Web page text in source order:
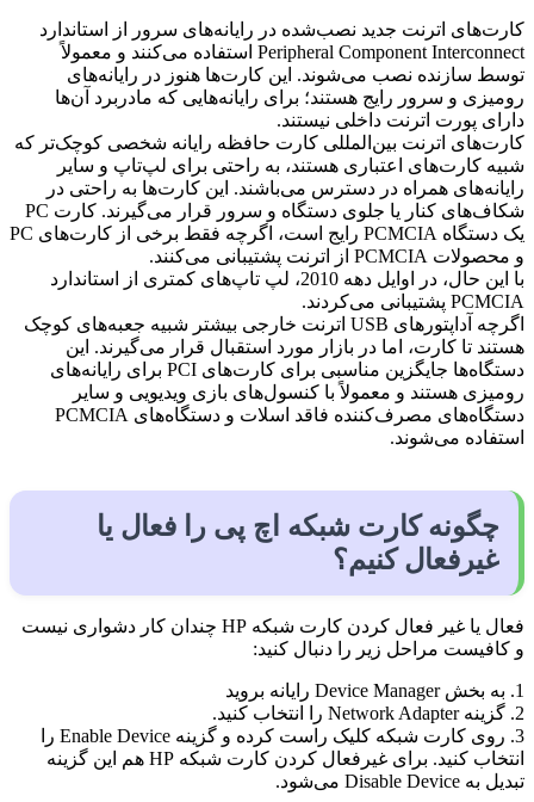
کارت‌های اترنت جدید نصب‌شده در رایانه‌های سرور از استاندارد
Peripheral Component Interconnect استفاده می‌کنند و معمولاً
توسط سازنده نصب می‌شوند. این کارت‌ها هنوز در رایانه‌های
رومیزی و سرور رایج هستند؛ برای رایانه‌هایی که مادربرد آن‌ها
دارای پورت اترنت داخلی نیستند.
کارت‌های اترنت بین‌المللی کارت حافظه رایانه شخصی کوچک‌تر که
شبیه کارت‌های اعتباری هستند، به راحتی برای لپ‌تاپ و سایر
رایانه‌های همراه در دسترس می‌باشند. این کارت‌ها به راحتی در
شکاف‌های کنار یا جلوی دستگاه و سرور قرار می‌گیرند. کارت PC
یک دستگاه PCMCIA رایج است، اگرچه فقط برخی از کارت‌های PC
و محصولات PCMCIA از اترنت پشتیبانی می‌کنند.
با این حال، در اوایل دهه 2010، لپ تاپ‌های کمتری از استاندارد
PCMCIA پشتیبانی می‌کردند.
اگرچه آداپتورهای USB اترنت خارجی بیشتر شبیه جعبه‌های کوچک
هستند تا کارت، اما در بازار مورد استقبال قرار می‌گیرند. این
دستگاه‌ها جایگزین مناسبی برای کارت‌های PCI برای رایانه‌های
رومیزی هستند و معمولاً با کنسول‌های بازی ویدیویی و سایر
دستگاه‌های مصرف‌کننده فاقد اسلات و دستگاه‌های PCMCIA
استفاده می‌شوند.
چگونه کارت شبکه اچ پی را فعال یا
غیرفعال کنیم؟
فعال یا غیر فعال کردن کارت شبکه HP چندان کار دشواری نیست
و کافیست مراحل زیر را دنبال کنید:
1. به بخش Device Manager رایانه بروید
2. گزینه Network Adapter را انتخاب کنید.
3. روی کارت شبکه کلیک راست کرده و گزینه Enable Device را
انتخاب کنید. برای غیرفعال کردن کارت شبکه HP هم این گزینه
تبدیل به Disable Device می‌شود.